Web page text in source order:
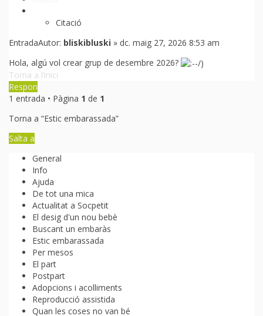
Citació
EntradaAutor: bliskibluski » dc. maig 27, 2026 8:53 am
Hola, algú vol crear grup de desembre 2026?
Torna a l’inici
Respon
1 entrada • Pàgina 1 de 1
Torna a “Estic embarassada”
Salta a
General
Info
Ajuda
De tot una mica
Actualitat a Socpetit
El desig d'un nou bebè
Buscant un embaràs
Estic embarassada
Per mesos
El part
Postpart
Adopcions i acolliments
Reproducció assistida
Quan les coses no van bé